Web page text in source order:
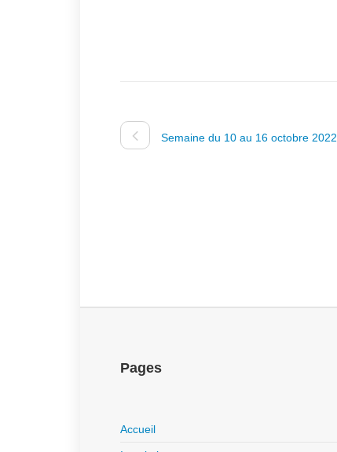
Semaine du 10 au 16 octobre 2022
Pages
Accueil